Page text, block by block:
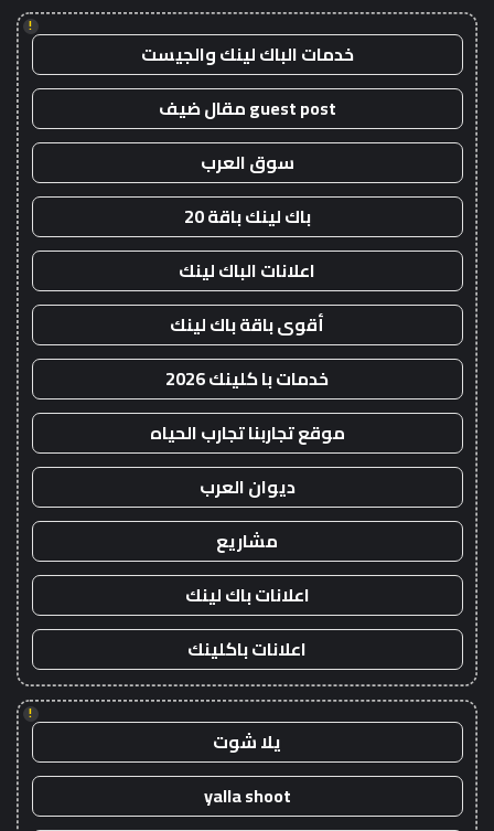
!
خدمات الباك لينك والجيست
guest post مقال ضيف
سوق العرب
باك لينك باقة 20
اعلانات الباك لينك
أقوى باقة باك لينك
خدمات با كلينك 2026
موقع تجاربنا تجارب الحياه
ديوان العرب
مشاريع
اعلانات باك لينك
اعلانات باكلينك
!
يلا شوت
yalla shoot